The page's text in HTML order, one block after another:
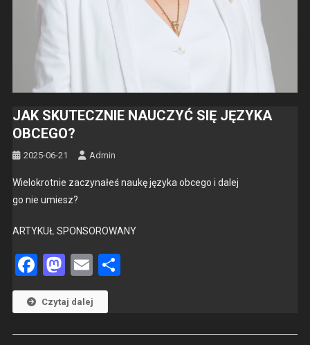
JAK SKUTECZNIE NAUCZYĆ SIĘ JĘZYKA
OBCEGO?
2025-06-21 Admin
Wielokrot­nie zaczy­nałeś naukę języ­ka obcego i dalej
go nie umiesz?
ARTYKUŁ SPONSOROWANY
Facebook
Mastodon
EmailShare
Czytaj dalej